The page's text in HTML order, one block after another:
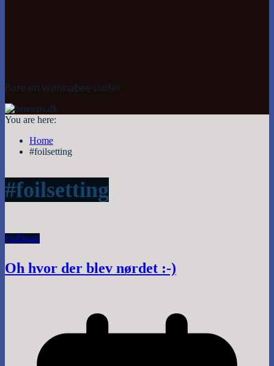
Bare en wannabee surfer
You are here:
Home
#foilsetting
#foilsetting
FoilSnak
Oh hvor der blev nørdet :-)